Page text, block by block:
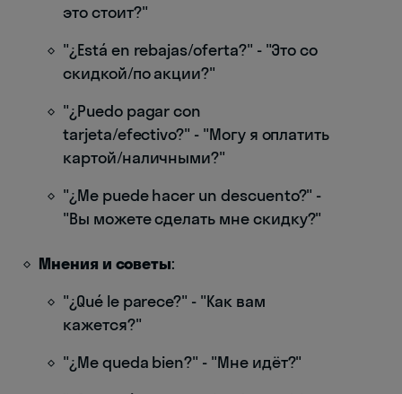
это стоит?"
"¿Está en rebajas/oferta?" - "Это со
скидкой/по акции?"
"¿Puedo pagar con
tarjeta/efectivo?" - "Могу я оплатить
картой/наличными?"
"¿Me puede hacer un descuento?" -
"Вы можете сделать мне скидку?"
Мнения и советы:
"¿Qué le parece?" - "Как вам
кажется?"
"¿Me queda bien?" - "Мне идёт?"